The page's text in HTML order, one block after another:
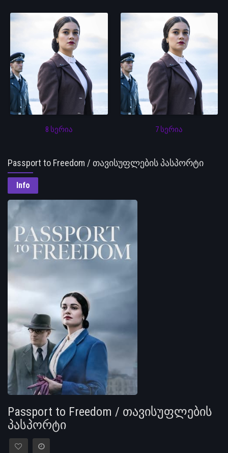
8 სერია 7 სერია
Passport to Freedom / თავისუფლების პასპორტი
Info
Passport to Freedom / თავისუფლების
პასპორტი